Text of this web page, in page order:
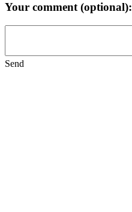
Your comment (optional):
Send